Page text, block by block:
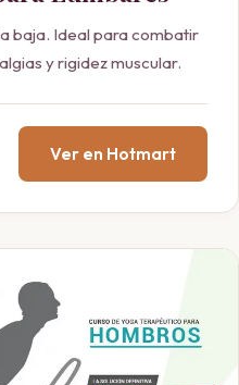
baja. Ideal para combatir
y rigidez muscular.
Ver en Hotmart